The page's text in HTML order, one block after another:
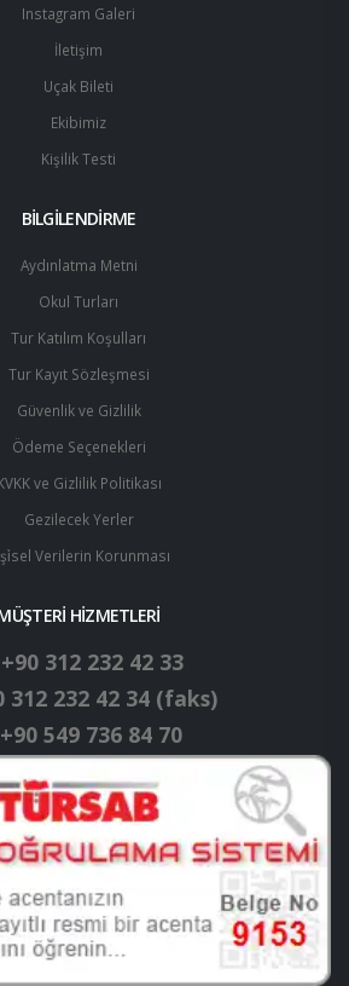
Instagram Galeri
İletişim
Uçak Bileti
Ekibimiz
Kişilik Testi
BİLGİLENDİRME
Aydınlatma Metni
Okul Turları
Tur Katılım Koşulları
Tur Kayıt Sözleşmesi
Güvenlik ve Gizlilik
Ödeme Seçenekleri
ve Gizlilik Politikası
Gezilecek Yerler
Verilerin Korunması
HİZMETLERİ
+90 312 232 42 33
312 232 42 34 (faks)
549 736 84 70